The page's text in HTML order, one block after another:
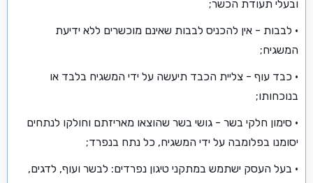
ובעלי תעודת הכשר;
• לבבות - אין להכניס לבבות שאינם מוכשרים ללא ידיעת
המשגיח;
• כבד עוף - צליית הכבד תיעשה על ידי המשגיח בלבד או
בנוכחותו;
• סימון חלקי בשר - גושי בשר שהוצאו מאריזתם וחולקו לנתחים
יסומנו בפלומבה על ידי המשגיח, כל נתח בנפרד;
• בעל העסק ישתמש במתקני טיגון נפרדים: לבשר ועוף, לדגים,